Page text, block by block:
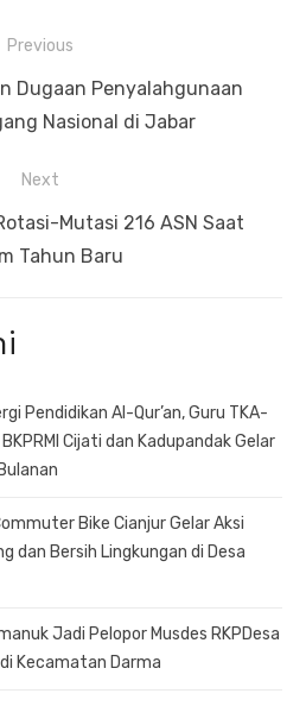
Previous
Dugaan Penyalahgunaan
Nasional di Jabar
Next
Mutasi 216 ASN Saat
Tahun Baru
Pendidikan Al-Qur’an, Guru TKA-
BKPRMI Cijati dan Kadupandak Gelar
Bike Cianjur Gelar Aksi
dan Bersih Lingkungan di Desa
Jadi Pelopor Musdes RKPDesa
Kecamatan Darma